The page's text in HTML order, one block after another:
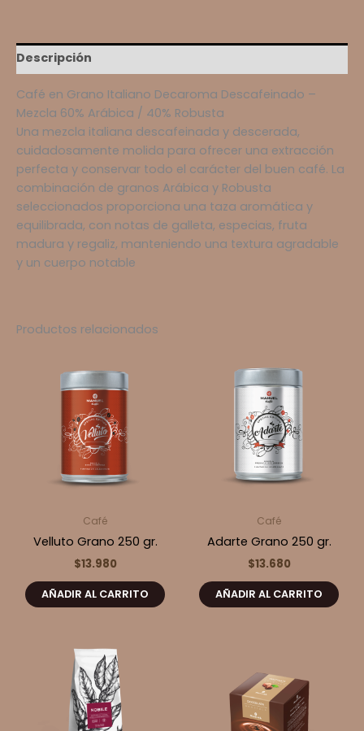
Descripción
Café en Grano Italiano Decaroma Descafeinado –
Mezcla 60% Arábica / 40% Robusta
Una mezcla italiana descafeinada y descerada,
cuidadosamente molida para ofrecer una extracción
perfecta y conservar todo el carácter del buen café. La
combinación de granos Arábica y Robusta
seleccionados proporciona una taza aromática y
equilibrada, con notas de galleta, especias, fruta
madura y regaliz, manteniendo una textura agradable
y un cuerpo notable
Productos relacionados
Café
Velluto Grano 250 gr.
$13.980
AÑADIR AL CARRITO
Café
Adarte Grano 250 gr.
$13.680
AÑADIR AL CARRITO